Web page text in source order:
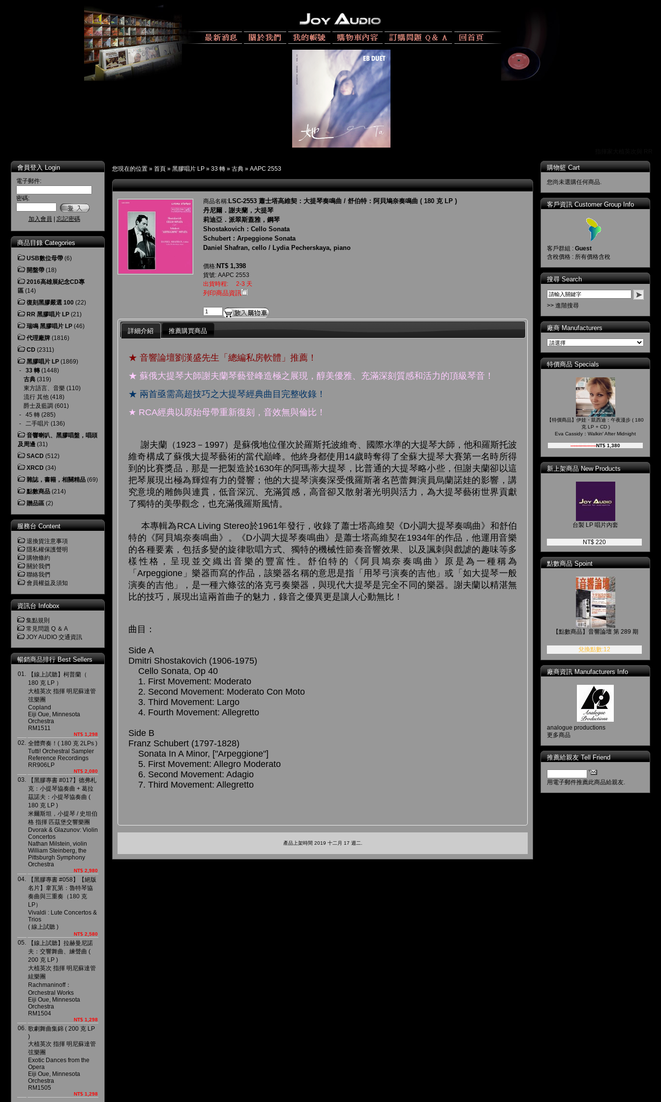
會員登入 Login
電子郵件:
密碼:
加入會員 忘記密碼
商品目錄 Categories
USB數位母帶 (6)
開盤帶 (18)
2016高雄展紀念CD專
區 (14)
復刻黑膠嚴選 100 (22)
RR 黑膠唱片 LP (21)
瑞鳴 黑膠唱片 LP (46)
代理廠牌 (1816)
CD (2311)
黑膠唱片 LP (1869)
- 33 轉 (1448)
古典 (319)
東方語言、音樂 (110)
流行 其他 (418)
爵士及藍調 (601)
- 45 轉 (285)
- 二手唱片 (136)
音響喇叭、黑膠唱盤，唱頭
及周邊 (31)
SACD (512)
XRCD (34)
雜誌，書籍，相關精品 (69)
點數商品 (214)
贈品區 (2)
服務台 Content
退換貨注意事項
隱私權保護聲明
購物條約
關於我們
聯絡我們
會員權益及須知
資訊台 Infobox
集點規則
常見問題 Q ＆ A
JOY AUDIO 交通資訊
暢銷商品排行 Best Sellers
01.
【線上試聽】柯普蘭（
180 克 LP ）
大植英次 指揮 明尼蘇達管
弦樂團
Copland
Eiji Oue, Minnesota
Orchestra
RM1511
NT$ 1,298
02. 全體齊奏！( 180 克 2LPs )
Tutti! Orchestral Sampler
Reference Recordings
RR906LP
NT$ 2,080
03.
【黑膠專書 #017】德弗札
克：小提琴協奏曲 + 葛拉
茲諾夫：小提琴協奏曲 (
180 克 LP )
米爾斯坦，小提琴 / 史坦伯
格 指揮 匹茲堡交響樂團
Dvorak & Glazunov: Violin
Concertos
Nathan Milstein, violin
William Steinberg, the
Pittsburgh Symphony
Orchestra
NT$ 2,980
04.
【黑膠專書 #058】【絕版
名片】韋瓦第：魯特琴協
奏曲與三重奏（180 克
LP）
Vivaldi : Lute Concertos &
Trios
( 線上試聽 )
NT$ 2,580
05.
【線上試聽】拉赫曼尼諾
夫：交響舞曲、練聲曲 (
200 克 LP )
大植英次 指揮 明尼蘇達管
絃樂團
Rachmaninoff：
Orchestral Works
Eiji Oue, Minnesota
Orchestra
RM1504
NT$ 1,298
06. 歌劇舞曲集錦 ( 200 克 LP
)
大植英次 指揮 明尼蘇達管
弦樂團
Exotic Dances from the
Opera
Eiji Oue, Minnesota
Orchestra
RM1505
NT$ 1,298
您現在的位置 » 首頁 » 黑膠唱片 LP » 33 轉 » 古典 » AAPC 2553
商品名稱:LSC-2553 蕭士塔高維契：大提琴奏鳴曲 / 舒伯特：阿貝鳩奈奏鳴曲 ( 180 克 LP )
丹尼爾．謝夫蘭，大提琴
莉迪亞．派翠斯蓋雅，鋼琴
Shostakovich：Cello Sonata
Schubert：Arpeggione Sonata
Daniel Shafran, cello / Lydia Pecherskaya, piano
價格:NT$ 1,398
貨號: AAPC 2553
出貨時程:
2-3 天
列印商品資訊
詳細介紹 推薦購買商品
★ 音響論壇劉漢盛先生「總編私房軟體」推薦！
★ 蘇俄大提琴大師謝夫蘭琴藝登峰造極之展現，醇美優雅、充滿深刻質感和活力的頂級琴音！
★ 兩首亟需高超技巧之大提琴經典曲目完整收錄！
★ RCA經典以原始母帶重新復刻，音效無與倫比！
謝夫蘭（1923－1997）是蘇俄地位僅次於羅斯托波維奇、國際水準的大提琴大師，他和羅斯托波
維奇構成了蘇俄大提琴藝術的當代巔峰。他終身都使用14歲時奪得了全蘇大提琴大賽第一名時所得
到的比賽獎品，那是一把製造於1630年的阿瑪蒂大提琴，比普通的大提琴略小些，但謝夫蘭卻以這
把琴展現出極為輝煌有力的聲響；他的大提琴演奏深受俄羅斯著名芭蕾舞演員烏蘭諾娃的影響，講
究意境的雕飾與連貫，低音深沉、充滿質感，高音卻又散射著光明與活力，為大提琴藝術世界貢獻
了獨特的美學觀念，也充滿俄羅斯風情。
本專輯為RCA Living Stereo於1961年發行，收錄了蕭士塔高維契《D小調大提琴奏鳴曲》和舒伯
特的《阿貝鳩奈奏鳴曲》。《D小調大提琴奏鳴曲》是蕭士塔高維契在1934年的作品，他運用音樂
的各種要素，包括多變的旋律歌唱方式、獨特的機械性節奏音響效果、以及諷刺與戲謔的趣味等多
樣性格，呈現並交織出音樂的豐富性。舒伯特的《阿貝鳩奈奏鳴曲》原是為一種稱為
「Arpeggione」樂器而寫的作品，該樂器名稱的意思是指「用琴弓演奏的吉他」或「如大提琴一般
演奏的吉他」，是一種六條弦的洛克弓奏樂器，與現代大提琴是完全不同的樂器。謝夫蘭以精湛無
比的技巧，展現出這兩首曲子的魅力，錄音之優異更是讓人心動無比！
曲目：
Side A
Dmitri Shostakovich (1906-1975)
Cello Sonata, Op 40
1. First Movement: Moderato
2. Second Movement: Moderato Con Moto
3. Third Movement: Largo
4. Fourth Movement: Allegretto
Side B
Franz Schubert (1797-1828)
Sonata In A Minor, ["Arpeggione"]
5. First Movement: Allegro Moderato
6. Second Movement: Adagio
7. Third Movement: Allegretto
產品上架時間 2019 十二月 17 週二.
購物籃 Cart
您尚未選購任何商品.
客戶資訊 Customer Group Info
客戶群組 : Guest
含稅價格 : 所有價格含稅
搜尋 Search
>> 進階搜尋
廠商 Manufacturers
特價商品 Specials
【特價商品】伊娃・凱西迪：午夜漫步 ( 180
克 LP + CD )
Eva Cassidy：Walkin′ After Midnight
NT$ 1,630NT$ 1,380
新上架商品 New Products
台製 LP 唱片內套
NT$ 220
點數商品 Spoint
【點數商品】音響論壇 第 289 期
兌換點數:12
廠商資訊 Manufacturers Info
analogue productions
更多商品
推薦給親友 Tell Friend
用電子郵件推薦此商品給親友.